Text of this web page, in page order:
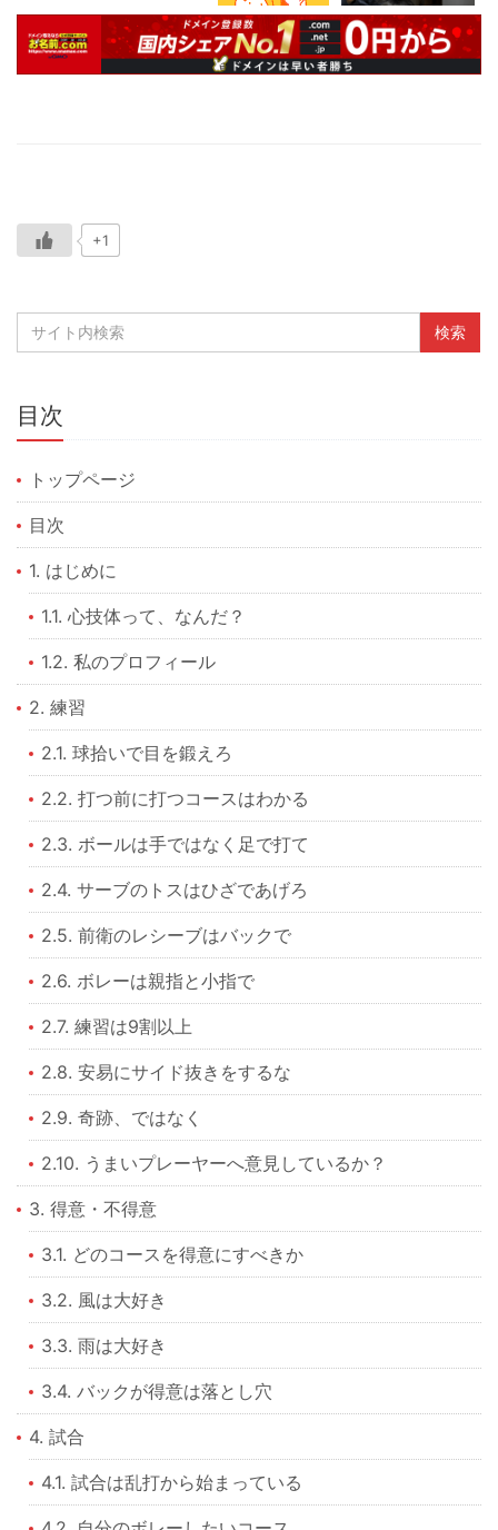
+1
目次
トップページ
目次
1. はじめに
1.1. 心技体って、なんだ？
1.2. 私のプロフィール
2. 練習
2.1. 球拾いで目を鍛えろ
2.2. 打つ前に打つコースはわかる
2.3. ボールは手ではなく足で打て
2.4. サーブのトスはひざであげろ
2.5. 前衛のレシーブはバックで
2.6. ボレーは親指と小指で
2.7. 練習は9割以上
2.8. 安易にサイド抜きをするな
2.9. 奇跡、ではなく
2.10. うまいプレーヤーへ意見しているか？
3. 得意・不得意
3.1. どのコースを得意にすべきか
3.2. 風は大好き
3.3. 雨は大好き
3.4. バックが得意は落とし穴
4. 試合
4.1. 試合は乱打から始まっている